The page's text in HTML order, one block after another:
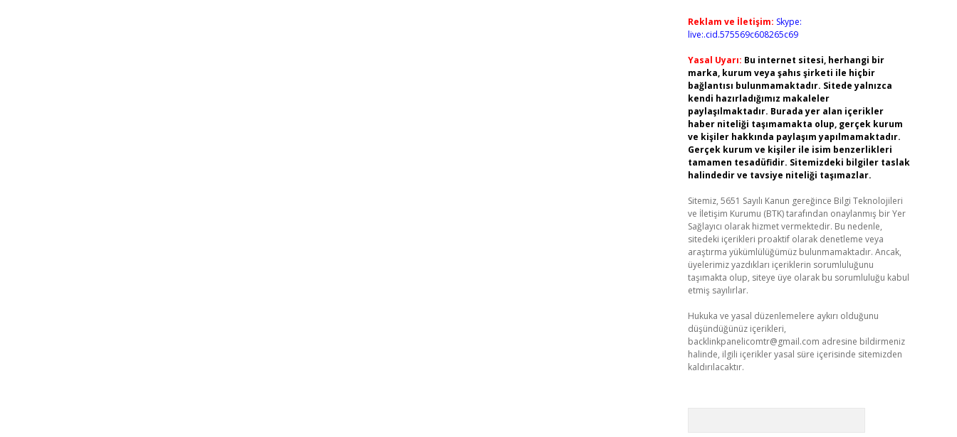
Reklam ve İletişim: Skype:
live:.cid.575569c608265c69
Yasal Uyarı: Bu internet sitesi, herhangi bir
marka, kurum veya şahıs şirketi ile hiçbir
bağlantısı bulunmamaktadır. Sitede yalnızca
kendi hazırladığımız makaleler
paylaşılmaktadır. Burada yer alan içerikler
haber niteliği taşımamakta olup, gerçek kurum
ve kişiler hakkında paylaşım yapılmamaktadır.
Gerçek kurum ve kişiler ile isim benzerlikleri
tamamen tesadüfidir. Sitemizdeki bilgiler taslak
halindedir ve tavsiye niteliği taşımazlar.
Sitemiz, 5651 Sayılı Kanun gereğince Bilgi Teknolojileri
ve İletişim Kurumu (BTK) tarafından onaylanmış bir Yer
Sağlayıcı olarak hizmet vermektedir. Bu nedenle,
sitedeki içerikleri proaktif olarak denetleme veya
araştırma yükümlülüğümüz bulunmamaktadır. Ancak,
üyelerimiz yazdıkları içeriklerin sorumluluğunu
taşımakta olup, siteye üye olarak bu sorumluluğu kabul
etmiş sayılırlar.
Hukuka ve yasal düzenlemelere aykırı olduğunu
düşündüğünüz içerikleri,
backlinkpanelicomtr@gmail.com adresine bildirmeniz
halinde, ilgili içerikler yasal süre içerisinde sitemizden
kaldırılacaktır.